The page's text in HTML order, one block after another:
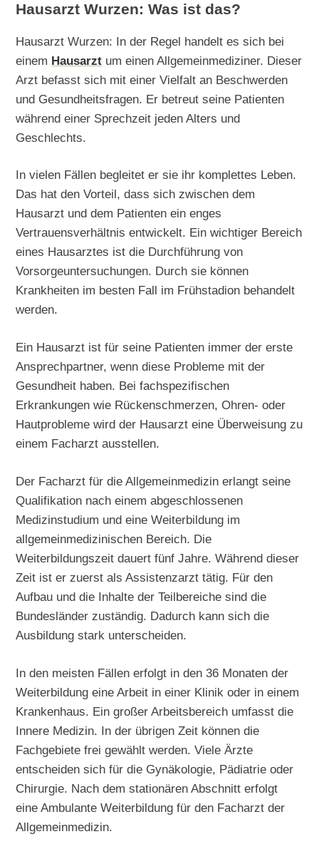
Hausarzt Wurzen: Was ist das?
Hausarzt Wurzen: In der Regel handelt es sich bei
einem Hausarzt um einen Allgemeinmediziner. Dieser
Arzt befasst sich mit einer Vielfalt an Beschwerden
und Gesundheitsfragen. Er betreut seine Patienten
während einer Sprechzeit jeden Alters und
Geschlechts.
In vielen Fällen begleitet er sie ihr komplettes Leben.
Das hat den Vorteil, dass sich zwischen dem
Hausarzt und dem Patienten ein enges
Vertrauensverhältnis entwickelt. Ein wichtiger Bereich
eines Hausarztes ist die Durchführung von
Vorsorgeuntersuchungen. Durch sie können
Krankheiten im besten Fall im Frühstadion behandelt
werden.
Ein Hausarzt ist für seine Patienten immer der erste
Ansprechpartner, wenn diese Probleme mit der
Gesundheit haben. Bei fachspezifischen
Erkrankungen wie Rückenschmerzen, Ohren- oder
Hautprobleme wird der Hausarzt eine Überweisung zu
einem Facharzt ausstellen.
Der Facharzt für die Allgemeinmedizin erlangt seine
Qualifikation nach einem abgeschlossenen
Medizinstudium und eine Weiterbildung im
allgemeinmedizinischen Bereich. Die
Weiterbildungszeit dauert fünf Jahre. Während dieser
Zeit ist er zuerst als Assistenzarzt tätig. Für den
Aufbau und die Inhalte der Teilbereiche sind die
Bundesländer zuständig. Dadurch kann sich die
Ausbildung stark unterscheiden.
In den meisten Fällen erfolgt in den 36 Monaten der
Weiterbildung eine Arbeit in einer Klinik oder in einem
Krankenhaus. Ein großer Arbeitsbereich umfasst die
Innere Medizin. In der übrigen Zeit können die
Fachgebiete frei gewählt werden. Viele Ärzte
entscheiden sich für die Gynäkologie, Pädiatrie oder
Chirurgie. Nach dem stationären Abschnitt erfolgt
eine Ambulante Weiterbildung für den Facharzt der
Allgemeinmedizin.